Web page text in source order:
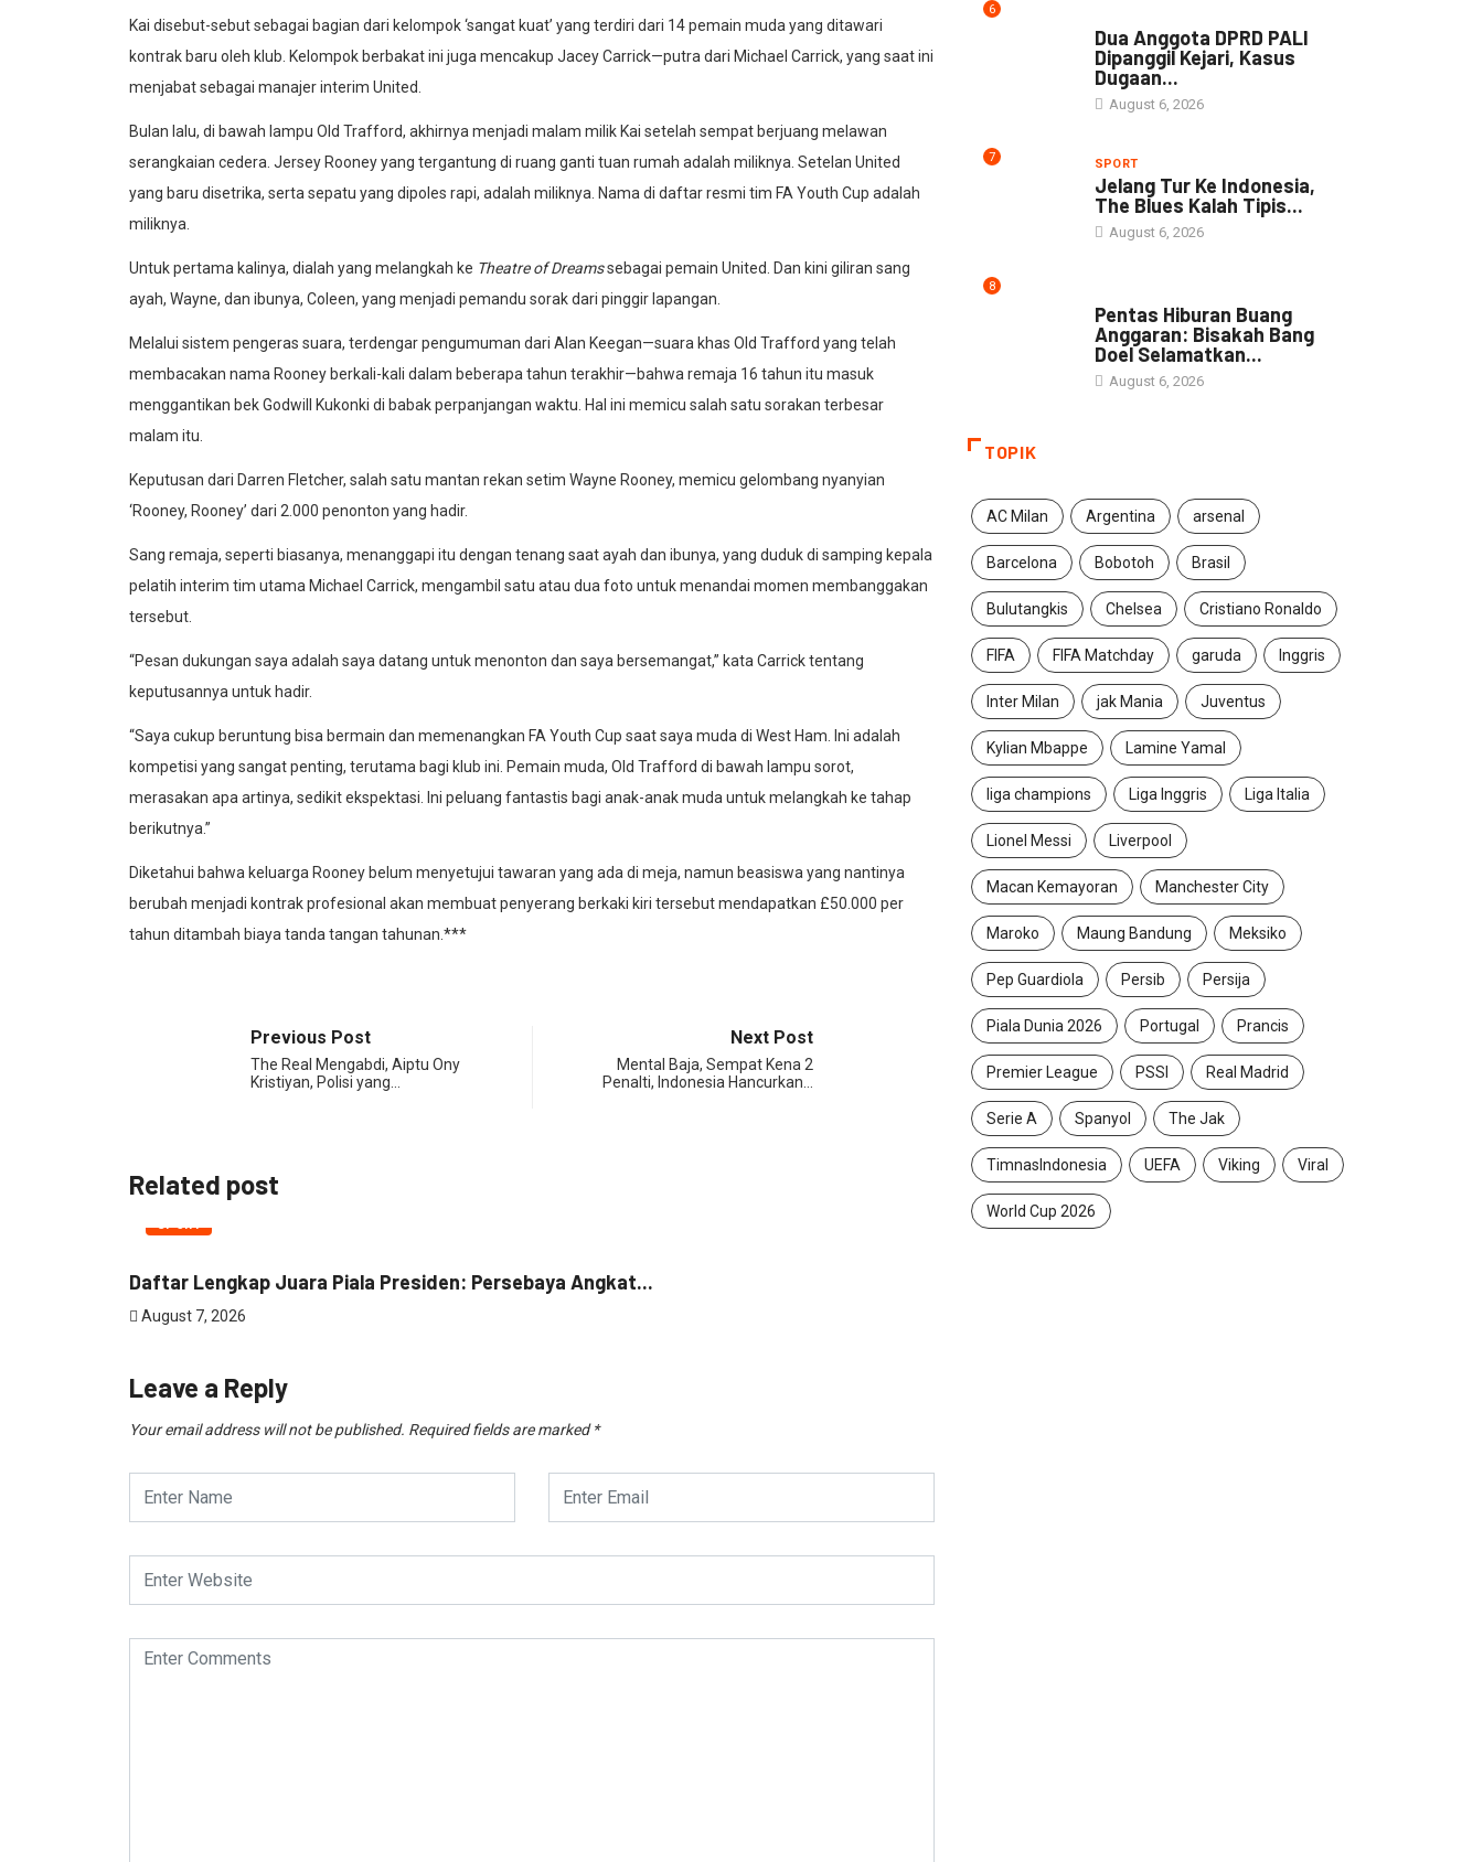
Kai disebut-sebut sebagai bagian dari kelompok ‘sangat kuat’ yang terdiri dari 14 pemain muda yang ditawari
kontrak baru oleh klub. Kelompok berbakat ini juga mencakup Jacey Carrick—putra dari Michael Carrick, yang saat ini
menjabat sebagai manajer interim United.
Bulan lalu, di bawah lampu Old Trafford, akhirnya menjadi malam milik Kai setelah sempat berjuang melawan
serangkaian cedera. Jersey Rooney yang tergantung di ruang ganti tuan rumah adalah miliknya. Setelan United
yang baru disetrika, serta sepatu yang dipoles rapi, adalah miliknya. Nama di daftar resmi tim FA Youth Cup adalah
miliknya.
Untuk pertama kalinya, dialah yang melangkah ke Theatre of Dreamssebagai pemain United. Dan kini giliran sang
ayah, Wayne, dan ibunya, Coleen, yang menjadi pemandu sorak dari pinggir lapangan.
Melalui sistem pengeras suara, terdengar pengumuman dari Alan Keegan—suara khas Old Trafford yang telah
membacakan nama Rooney berkali-kali dalam beberapa tahun terakhir—bahwa remaja 16 tahun itu masuk
menggantikan bek Godwill Kukonki di babak perpanjangan waktu. Hal ini memicu salah satu sorakan terbesar
malam itu.
Keputusan dari Darren Fletcher, salah satu mantan rekan setim Wayne Rooney, memicu gelombang nyanyian
‘Rooney, Rooney’ dari 2.000 penonton yang hadir.
Sang remaja, seperti biasanya, menanggapi itu dengan tenang saat ayah dan ibunya, yang duduk di samping kepala
pelatih interim tim utama Michael Carrick, mengambil satu atau dua foto untuk menandai momen membanggakan
tersebut.
“Pesan dukungan saya adalah saya datang untuk menonton dan saya bersemangat,” kata Carrick tentang
keputusannya untuk hadir.
“Saya cukup beruntung bisa bermain dan memenangkan FA Youth Cup saat saya muda di West Ham. Ini adalah
kompetisi yang sangat penting, terutama bagi klub ini. Pemain muda, Old Trafford di bawah lampu sorot,
merasakan apa artinya, sedikit ekspektasi. Ini peluang fantastis bagi anak-anak muda untuk melangkah ke tahap
berikutnya.”
Diketahui bahwa keluarga Rooney belum menyetujui tawaran yang ada di meja, namun beasiswa yang nantinya
berubah menjadi kontrak profesional akan membuat penyerang berkaki kiri tersebut mendapatkan £50.000 per
tahun ditambah biaya tanda tangan tahunan.***
Previous Post
The Real Mengabdi, Aiptu Ony
Kristiyan, Polisi yang…
Next Post
Mental Baja, Sempat Kena 2
Penalti, Indonesia Hancurkan…
Related post
SPORT
Daftar Lengkap Juara Piala Presiden: Persebaya Angkat...
August 7, 2026
SPORT
Leave a Reply
Your email address will not be published. Required fields are marked*
6
Dua Anggota DPRD PALI
Dipanggil Kejari, Kasus
Dugaan...
August 6, 2026
7 SPORT
Jelang Tur Ke Indonesia,
The Blues Kalah Tipis...
August 6, 2026
8
Pentas Hiburan Buang
Anggaran: Bisakah Bang
Doel Selamatkan...
August 6, 2026
TOPIK
AC Milan Argentina arsenal
Barcelona Bobotoh Brasil
Bulutangkis Chelsea Cristiano Ronaldo
FIFA FIFA Matchday garuda Inggris
Inter Milan jak Mania Juventus
Kylian Mbappe Lamine Yamal
liga champions Liga Inggris Liga Italia
Lionel Messi Liverpool
Macan Kemayoran Manchester City
Maroko Maung Bandung Meksiko
Pep Guardiola Persib Persija
Piala Dunia 2026 Portugal Prancis
Premier League PSSI Real Madrid
Serie A Spanyol The Jak
TimnasIndonesia UEFA Viking Viral
World Cup 2026